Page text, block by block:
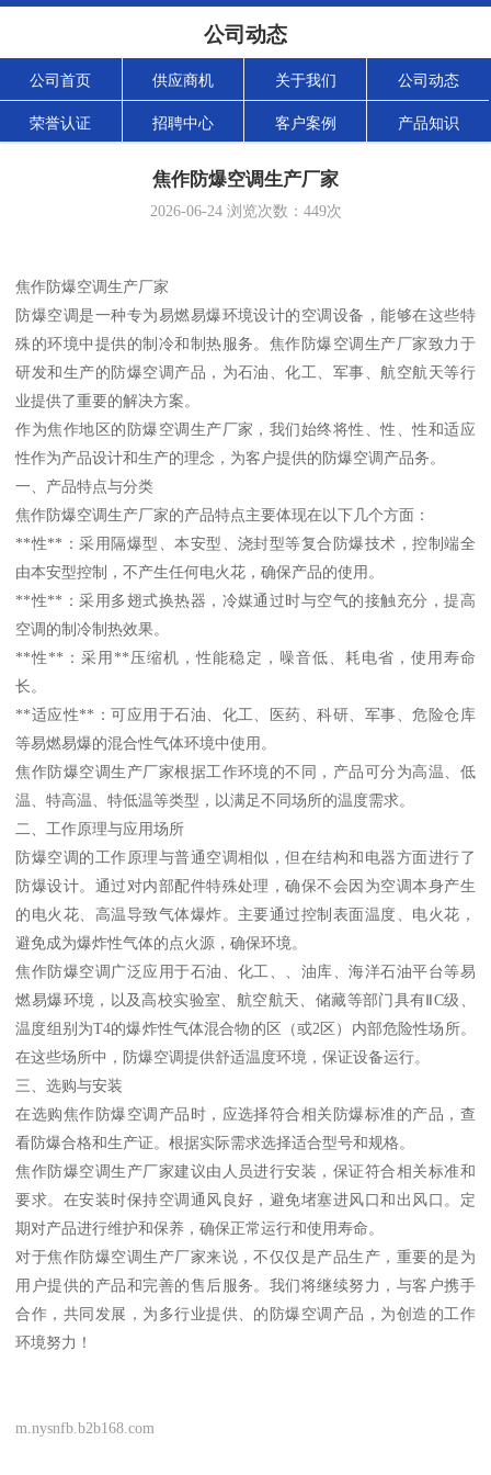
公司动态
公司首页 供应商机 关于我们 公司动态
荣誉认证 招聘中心 客户案例 产品知识
焦作防爆空调生产厂家
2026-06-24浏览次数： 449次
焦作防爆空调生产厂家
防爆空调是一种专为易燃易爆环境设计的空调设备，能够在这些特
殊的环境中提供的制冷和制热服务。焦作防爆空调生产厂家致力于
研发和生产的防爆空调产品，为石油、化工、军事、航空航天等行
业提供了重要的解决方案。
作为焦作地区的防爆空调生产厂家，我们始终将性、性、性和适应
性作为产品设计和生产的理念，为客户提供的防爆空调产品务。
一、产品特点与分类
焦作防爆空调生产厂家的产品特点主要体现在以下几个方面：
**性**：采用隔爆型、本安型、浇封型等复合防爆技术，控制端全
由本安型控制，不产生任何电火花，确保产品的使用。
**性**：采用多翅式换热器，冷媒通过时与空气的接触充分，提高
空调的制冷制热效果。
**性**：采用**压缩机，性能稳定，噪音低、耗电省，使用寿命
长。
**适应性**：可应用于石油、化工、医药、科研、军事、危险仓库
等易燃易爆的混合性气体环境中使用。
焦作防爆空调生产厂家根据工作环境的不同，产品可分为高温、低
温、特高温、特低温等类型，以满足不同场所的温度需求。
二、工作原理与应用场所
防爆空调的工作原理与普通空调相似，但在结构和电器方面进行了
防爆设计。通过对内部配件特殊处理，确保不会因为空调本身产生
的电火花、高温导致气体爆炸。主要通过控制表面温度、电火花，
避免成为爆炸性气体的点火源，确保环境。
焦作防爆空调广泛应用于石油、化工、、油库、海洋石油平台等易
燃易爆环境，以及高校实验室、航空航天、储藏等部门具有ⅡC级、
温度组别为T4的爆炸性气体混合物的区（或2区）内部危险性场所。
在这些场所中，防爆空调提供舒适温度环境，保证设备运行。
三、选购与安装
在选购焦作防爆空调产品时，应选择符合相关防爆标准的产品，查
看防爆合格和生产证。根据实际需求选择适合型号和规格。
焦作防爆空调生产厂家建议由人员进行安装，保证符合相关标准和
要求。在安装时保持空调通风良好，避免堵塞进风口和出风口。定
期对产品进行维护和保养，确保正常运行和使用寿命。
对于焦作防爆空调生产厂家来说，不仅仅是产品生产，重要的是为
用户提供的产品和完善的售后服务。我们将继续努力，与客户携手
合作，共同发展，为多行业提供、的防爆空调产品，为创造的工作
环境努力！
m.nysnfb.b2b168.com